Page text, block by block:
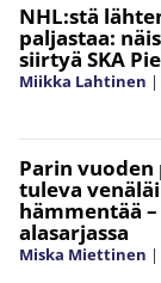
NHL:stä
paljastaa:
siirtyä SKA
Miikka Lahtinen |
Parin vuoden
tuleva
hämmentää
alasarjassa
Miska Miettinen |